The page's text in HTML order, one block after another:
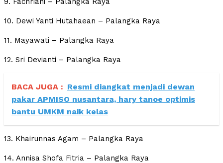
10. Dewi Yanti Hutahaean – Palangka Raya
11. Mayawati – Palangka Raya
12. Sri Devianti – Palangka Raya
BACA JUGA : Resmi diangkat menjadi dewan
pakar APMISO nusantara, hary tanoe optimis
bantu UMKM naik kelas
13. Khairunnas Agam – Palangka Raya
14. Annisa Shofa Fitria – Palangka Raya